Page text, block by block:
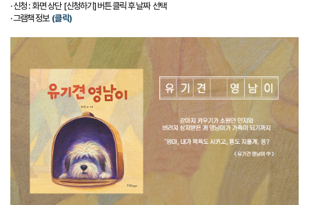
· 신청 : 화면 상단 [신청하기] 버튼 클릭 후 날짜 선택
·그램책 정보 (클릭)